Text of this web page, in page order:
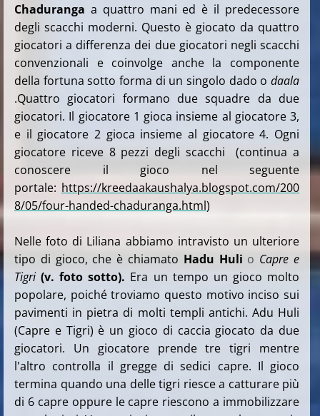
Chaduranga a quattro mani ed è il predecessore
degli scacchi moderni. Questo è giocato da quattro
giocatori a differenza dei due giocatori negli scacchi
convenzionali e coinvolge anche la componente
della fortuna sotto forma di un singolo dado odaala
.Quattro giocatori formano due squadre da due
giocatori. Il giocatore 1 gioca insieme al giocatore 3,
e il giocatore 2 gioca insieme al giocatore 4. Ogni
giocatore riceve 8 pezzi degli scacchi (continua a
conoscere il gioco nel seguente
portale: https://kreedaakaushalya.blogspot.com/200
8/05/four-handed-chaduranga.html)
Nelle foto di Liliana abbiamo intravisto un ulteriore
tipo di gioco, che è chiamato Hadu Huli o Capre e
Tigri(v. foto sotto). Era un tempo un gioco molto
popolare, poiché troviamo questo motivo inciso sui
pavimenti in pietra di molti templi antichi. Adu Huli
(Capre e Tigri) è un gioco di caccia giocato da due
giocatori. Un giocatore prende tre tigri mentre
l'altro controlla il gregge di sedici capre. Il gioco
termina quando una delle tigri riesce a catturare più
di 6 capre oppure le capre riescono a immobilizzare